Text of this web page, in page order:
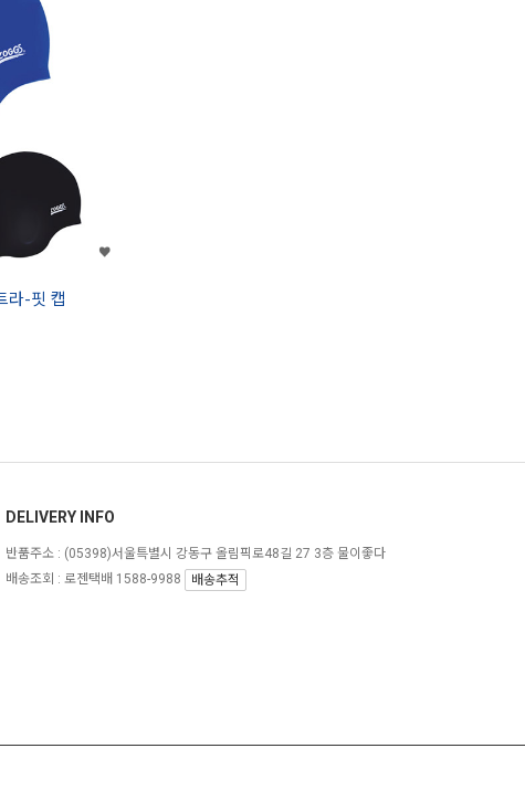
라-핏 캡
DELIVERY INFO
반품주소 : (05398)서울특별시 강동구 올림픽로48길 27 3층 물이좋다
배송조회 : 로젠택배 1588-9988
배송추적